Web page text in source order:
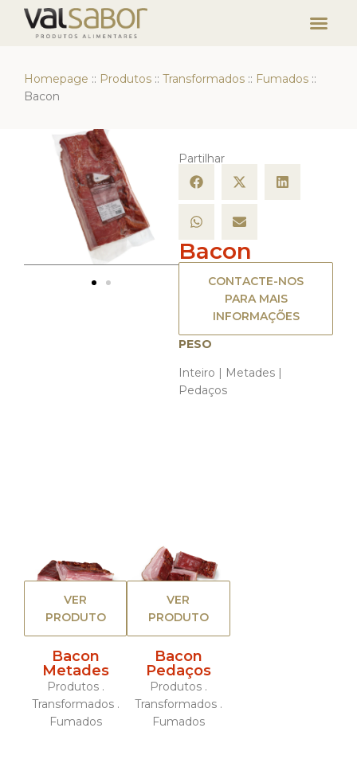
Homepage :: Produtos :: Transformados :: Fumados ::
Bacon
Partilhar
Bacon
CONTACTE-NOS
PARA MAIS
INFORMAÇÕES
PESO
Inteiro | Metades |
Pedaços
VER
PRODUTO
Bacon
Metades
Produtos .
Transformados .
Fumados
VER
PRODUTO
Bacon
Pedaços
Produtos .
Transformados .
Fumados